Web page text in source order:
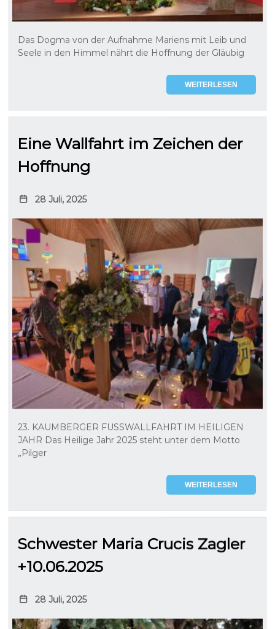
Das Dogma von der Aufnahme Mariens mit Leib und
Seele in den Himmel nährt die Hoffnung der Gläubig
WEITERLESEN
Eine Wallfahrt im Zeichen der
Hoffnung
28 Juli, 2025
23. KAUMBERGER FUSSWALLFAHRT IM HEILIGEN
JAHR Das Heilige Jahr 2025 steht unter dem Motto
„Pilger
WEITERLESEN
Schwester Maria Crucis Zagler
+10.06.2025
28 Juli, 2025